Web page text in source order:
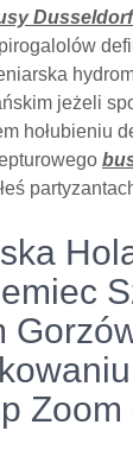
jeżeli
hołubieniu
Zoom